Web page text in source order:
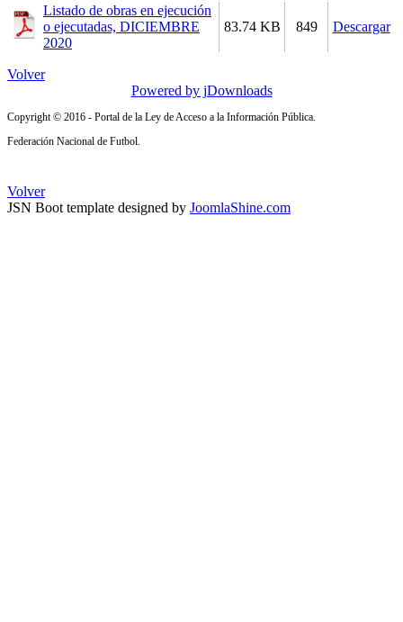
Listado de obras en ejecución
o ejecutadas, DICIEMBRE
2020
83.74 KB 849 Descargar
Volver
Powered by jDownloads
Copyright © 2016 - Portal de la Ley de Acceso a la Información Pública.
Federación Nacional de Futbol.
Volver
JSN Boot template designed by JoomlaShine.com